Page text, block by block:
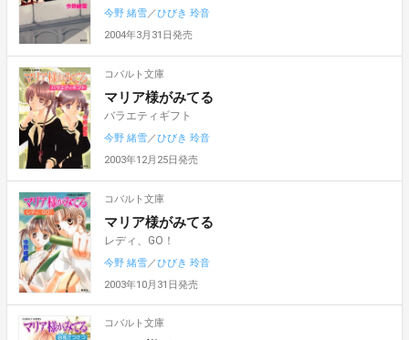
今野 緒雪／ひびき 玲音
2004年3月31日発売
コバルト文庫
マリア様がみてる
バラエティギフト
今野 緒雪／ひびき 玲音
2003年12月25日発売
コバルト文庫
マリア様がみてる
レディ、GO！
今野 緒雪／ひびき 玲音
2003年10月31日発売
コバルト文庫